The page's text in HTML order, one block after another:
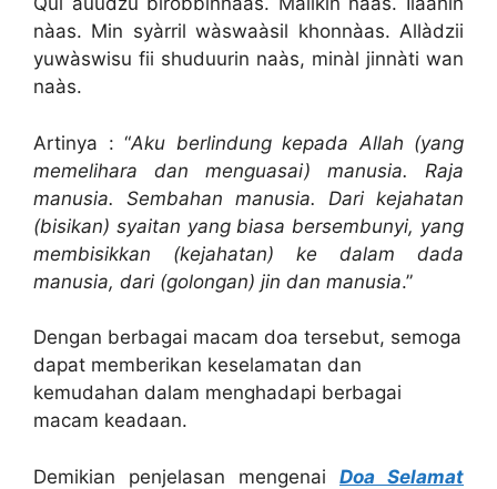
nàas. Min syàrril wàswaàsil khonnàas. Allàdzii
yuwàswisu fii shuduurin naàs, minàl jinnàti wan
naàs.
Artinya : “Aku berlindung kepada Allah (yang
memelihara dan menguasai) manusia. Raja
manusia. Sembahan manusia. Dari kejahatan
(bisikan) syaitan yang biasa bersembunyi, yang
membisikkan (kejahatan) ke dalam dada
manusia, dari (golongan) jin dan manusia.”
Dengan berbagai macam doa tersebut, semoga
dapat memberikan keselamatan dan
kemudahan dalam menghadapi berbagai
macam keadaan.
Demikian penjelasan mengenai Doa Selamat